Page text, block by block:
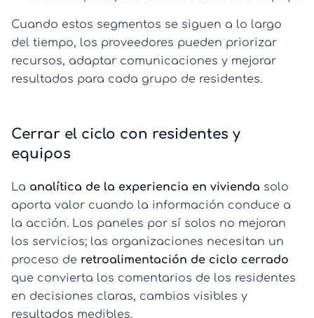
Cuando estos segmentos se siguen a lo largo
del tiempo, los proveedores pueden priorizar
recursos, adaptar comunicaciones y mejorar
resultados para cada grupo de residentes.
Cerrar el ciclo con residentes y
equipos
La analítica de la experiencia en vivienda solo
aporta valor cuando la información conduce a
la acción. Los paneles por sí solos no mejoran
los servicios; las organizaciones necesitan un
proceso de retroalimentación de ciclo cerrado
que convierta los comentarios de los residentes
en decisiones claras, cambios visibles y
resultados medibles.